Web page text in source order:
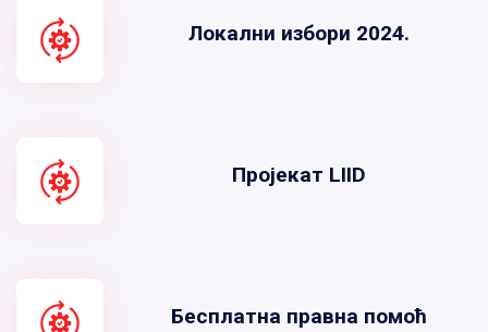
Локални избори 2024.
Пројекат LIID
Бесплатна правна помоћ